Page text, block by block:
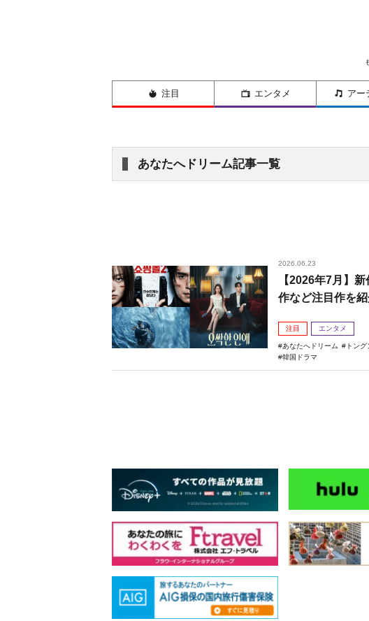
注目 エンタメ アー
あなたへドリーム記事一覧
2026.06.23
【2026年7月】
作など注目作を
注目 エンタメ
あなたへドリーム トング
韓国ドラマ